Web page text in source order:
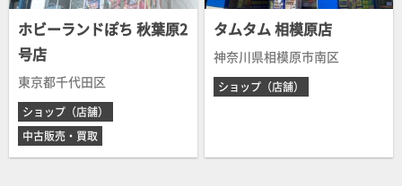
ホビーランドぽち 秋葉原2
号店
東京都千代田区
ショップ（店舗）
中古販売・買取
タムタム 相模原店
神奈川県相模原市南区
ショップ（店舗）